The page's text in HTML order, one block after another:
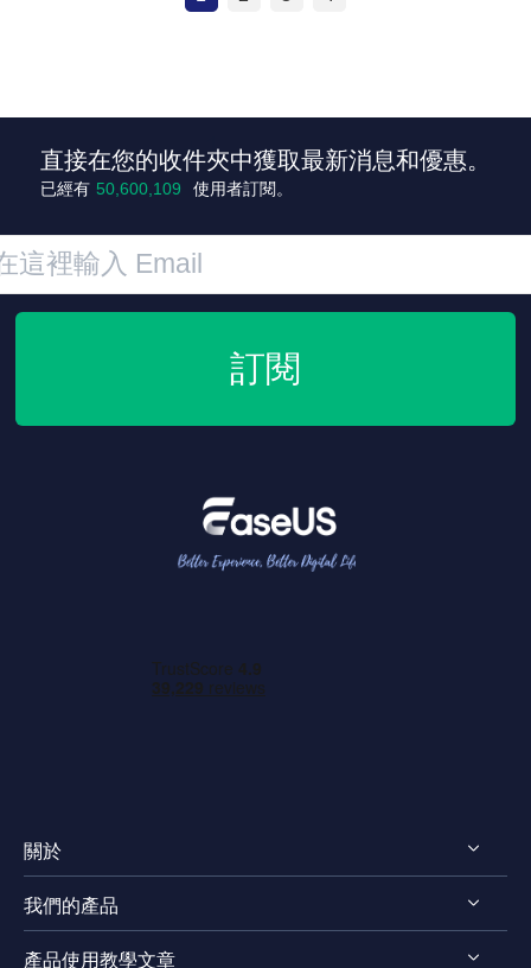
直接在您的收件夾中獲取最新消息和優惠。
已經有 50,600,110 使用者訂閱。
訂閱
關於
認識 EaseUS
評測 & 獎項
我們的產品
產品使用教學文章